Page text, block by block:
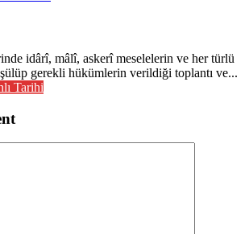
idârî, mâlî, askerî meselelerin ve her türlü
gerekli hükümlerin verildiği toplantı ve...
Tarihi